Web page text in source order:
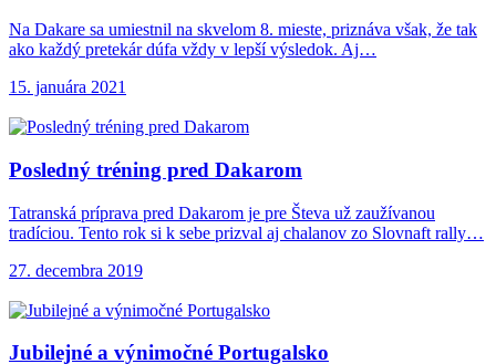
Na Dakare sa umiestnil na skvelom 8. mieste, priznáva však, že tak
ako každý pretekár dúfa vždy v lepší výsledok. Aj…
15. januára 2021
Posledný tréning pred Dakarom
Tatranská príprava pred Dakarom je pre Števa už zaužívanou
tradíciou. Tento rok si k sebe prizval aj chalanov zo Slovnaft rally…
27. decembra 2019
Jubilejné a výnimočné Portugalsko